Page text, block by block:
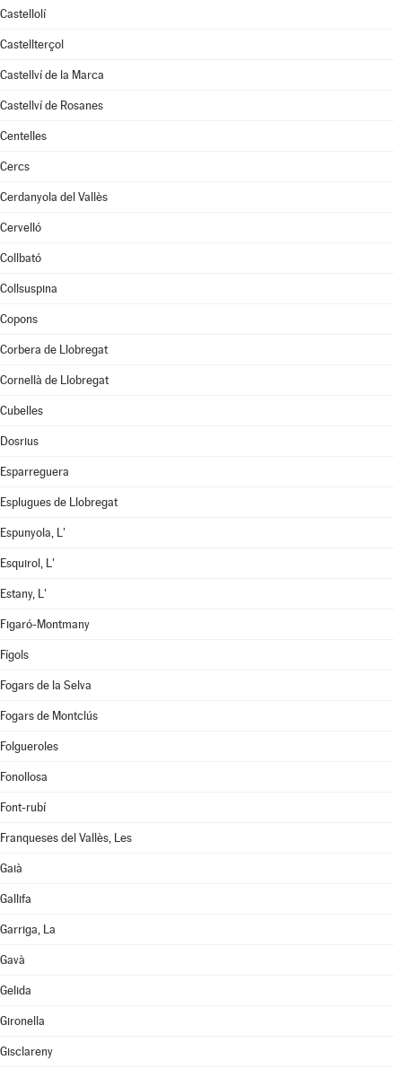
Castellolí
Castellterçol
Castellví de la Marca
Castellví de Rosanes
Centelles
Cercs
Cerdanyola del Vallès
Cervelló
Collbató
Collsuspina
Copons
Corbera de Llobregat
Cornellà de Llobregat
Cubelles
Dosrius
Esparreguera
Esplugues de Llobregat
Espunyola, L'
Esquirol, L'
Estany, L'
Figaró-Montmany
Fígols
Fogars de la Selva
Fogars de Montclús
Folgueroles
Fonollosa
Font-rubí
Franqueses del Vallès, Les
Gaià
Gallifa
Garriga, La
Gavà
Gelida
Gironella
Gisclareny